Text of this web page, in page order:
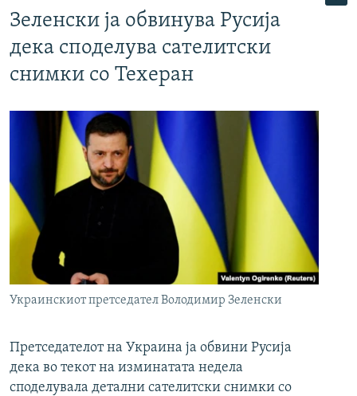
Зеленски ја обвинува Русија
дека споделува сателитски
снимки со Техеран
Украинскиот претседател Володимир Зеленски
Претседателот на Украина ја обвини Русија
дека во текот на изминатата недела
споделувала детални сателитски снимки со